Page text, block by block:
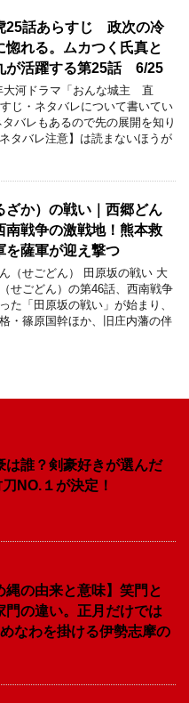
25話あらすじ 政次の冷
惚れる。ムカつく氏真と
が活躍する第25話 6/25
大河ドラマ「おんな城主 直
じ・ネタバレについて書いてい
バレもあるので先の展開を知り
タバレ注意】は読まないほうが
ざか）の戦い｜西郷どん
南戦争の激戦地！熊本救
を薩軍が迎え撃つ
（せごどん） 田原坂の戦い 大
せごどん）の第46話、西南戦争
た「田原坂の戦い」が始まり、
・篠原国幹ほか、旧庄内藩の伴
は誰？剣豪好きが選んだ
NO.１が決定！
縄の由来と意味】笑門と
門の違い。正月だけでは
なわを掛ける伊勢志摩の